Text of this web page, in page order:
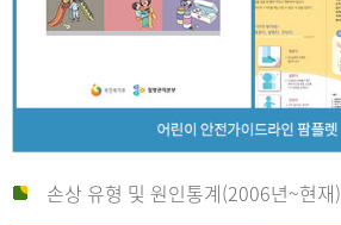
손상 유형 및 원인통계(2006년~현재)